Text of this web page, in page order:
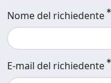
Nome del richiedente
E-mail del richiedente